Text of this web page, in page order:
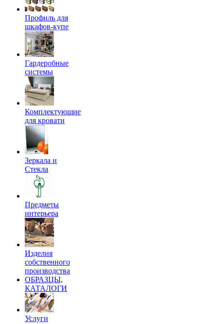
Профиль для
шкафов-купе
Гардеробные
системы
Комплектующие
для кровати
Зеркала и
Стекла
Предметы
интерьера
Изделия
собственного
производства
ОБРАЗЦЫ,
КАТАЛОГИ
Услуги